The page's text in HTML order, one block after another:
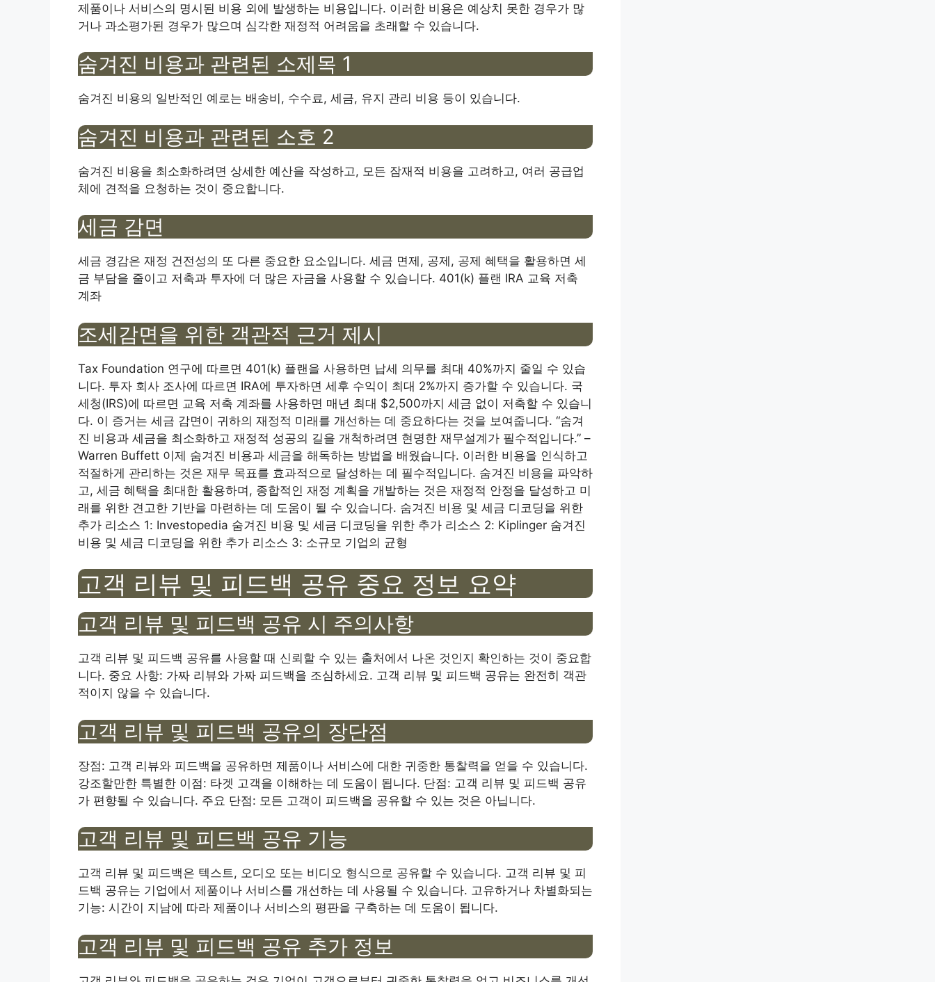
제품이나 서비스의 명시된 비용 외에 발생하는 비용입니다. 이러한 비용은 예상치 못한 경우가 많
거나 과소평가된 경우가 많으며 심각한 재정적 어려움을 초래할 수 있습니다.
숨겨진 비용과 관련된 소제목 1
숨겨진 비용의 일반적인 예로는 배송비, 수수료, 세금, 유지 관리 비용 등이 있습니다.
숨겨진 비용과 관련된 소호 2
숨겨진 비용을 최소화하려면 상세한 예산을 작성하고, 모든 잠재적 비용을 고려하고, 여러 공급업
체에 견적을 요청하는 것이 중요합니다.
세금 감면
세금 경감은 재정 건전성의 또 다른 중요한 요소입니다. 세금 면제, 공제, 공제 혜택을 활용하면 세
금 부담을 줄이고 저축과 투자에 더 많은 자금을 사용할 수 있습니다. 401(k) 플랜 IRA 교육 저축
계좌
조세감면을 위한 객관적 근거 제시
Tax Foundation 연구에 따르면 401(k) 플랜을 사용하면 납세 의무를 최대 40%까지 줄일 수 있습
니다. 투자 회사 조사에 따르면 IRA에 투자하면 세후 수익이 최대 2%까지 증가할 수 있습니다. 국
세청(IRS)에 따르면 교육 저축 계좌를 사용하면 매년 최대 $2,500까지 세금 없이 저축할 수 있습니
다. 이 증거는 세금 감면이 귀하의 재정적 미래를 개선하는 데 중요하다는 것을 보여줍니다. “숨겨
진 비용과 세금을 최소화하고 재정적 성공의 길을 개척하려면 현명한 재무설계가 필수적입니다.” –
Warren Buffett 이제 숨겨진 비용과 세금을 해독하는 방법을 배웠습니다. 이러한 비용을 인식하고
적절하게 관리하는 것은 재무 목표를 효과적으로 달성하는 데 필수적입니다. 숨겨진 비용을 파악하
고, 세금 혜택을 최대한 활용하며, 종합적인 재정 계획을 개발하는 것은 재정적 안정을 달성하고 미
래를 위한 견고한 기반을 마련하는 데 도움이 될 수 있습니다. 숨겨진 비용 및 세금 디코딩을 위한
추가 리소스 1: Investopedia 숨겨진 비용 및 세금 디코딩을 위한 추가 리소스 2: Kiplinger 숨겨진
비용 및 세금 디코딩을 위한 추가 리소스 3: 소규모 기업의 균형
고객 리뷰 및 피드백 공유 중요 정보 요약
고객 리뷰 및 피드백 공유 시 주의사항
고객 리뷰 및 피드백 공유를 사용할 때 신뢰할 수 있는 출처에서 나온 것인지 확인하는 것이 중요합
니다. 중요 사항: 가짜 리뷰와 가짜 피드백을 조심하세요. 고객 리뷰 및 피드백 공유는 완전히 객관
적이지 않을 수 있습니다.
고객 리뷰 및 피드백 공유의 장단점
장점: 고객 리뷰와 피드백을 공유하면 제품이나 서비스에 대한 귀중한 통찰력을 얻을 수 있습니다.
강조할만한 특별한 이점: 타겟 고객을 이해하는 데 도움이 됩니다. 단점: 고객 리뷰 및 피드백 공유
가 편향될 수 있습니다. 주요 단점: 모든 고객이 피드백을 공유할 수 있는 것은 아닙니다.
고객 리뷰 및 피드백 공유 기능
고객 리뷰 및 피드백은 텍스트, 오디오 또는 비디오 형식으로 공유할 수 있습니다. 고객 리뷰 및 피
드백 공유는 기업에서 제품이나 서비스를 개선하는 데 사용될 수 있습니다. 고유하거나 차별화되는
기능: 시간이 지남에 따라 제품이나 서비스의 평판을 구축하는 데 도움이 됩니다.
고객 리뷰 및 피드백 공유 추가 정보